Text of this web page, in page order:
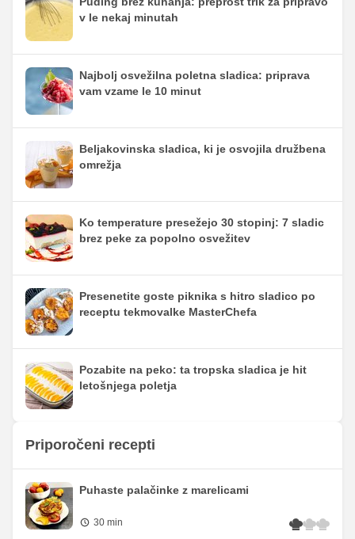
v le nekaj minutah
Najbolj osvežilna poletna sladica: priprava
vam vzame le 10 minut
Beljakovinska sladica, ki je osvojila družbena
omrežja
Ko temperature presežejo 30 stopinj: 7 sladic
brez peke za popolno osvežitev
Presenetite goste piknika s hitro sladico po
receptu tekmovalke MasterChefa
Pozabite na peko: ta tropska sladica je hit
letošnjega poletja
Priporočeni recepti
Puhaste palačinke z marelicami
30 min